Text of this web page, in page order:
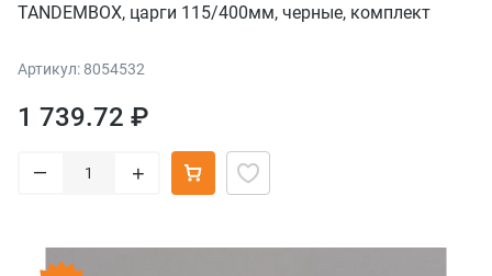
TANDEMBOX, царги 115/400мм, черные, комплект
Артикул: 8054532
1 739.72 ₽
– +